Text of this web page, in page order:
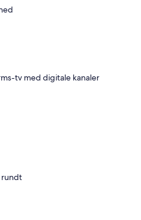
tv med digitale kanaler
rundt